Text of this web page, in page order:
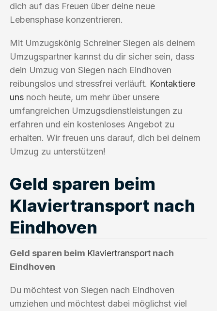
dich auf das Freuen über deine neue
Lebensphase konzentrieren.
Mit Umzugskönig Schreiner Siegen als deinem
Umzugspartner kannst du dir sicher sein, dass
dein Umzug von Siegen nach Eindhoven
reibungslos und stressfrei verläuft. Kontaktiere
uns noch heute, um mehr über unsere
umfangreichen Umzugsdienstleistungen zu
erfahren und ein kostenloses Angebot zu
erhalten. Wir freuen uns darauf, dich bei deinem
Umzug zu unterstützen!
Geld sparen beim
Klaviertransport nach
Eindhoven
Geld sparen beim Klaviertransport nach
Eindhoven
Du möchtest von Siegen nach Eindhoven
umziehen und möchtest dabei möglichst viel